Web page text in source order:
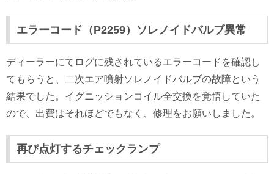
エラーコード（P2259）ソレノイドバルブ異常
ディーラーにてログに残されているエラーコードを確認し
てもらうと、二次エア噴射ソレノイドバルブの故障という
結果でした。イグニッションコイル全交換を覚悟していた
ので、出費はそれほどでもなく、修理をお願いしました。
再び点灯するチェックランプ